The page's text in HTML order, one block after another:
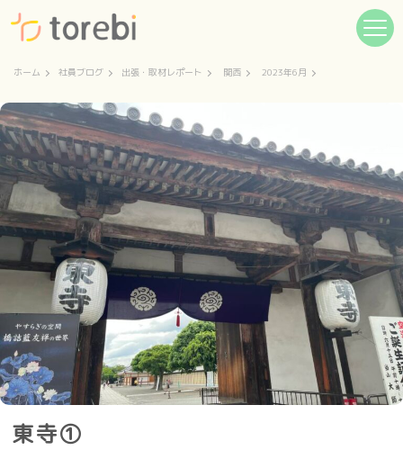
ホーム 社員ブログ 出張・取材レポート 関西 2023年6月
東寺①